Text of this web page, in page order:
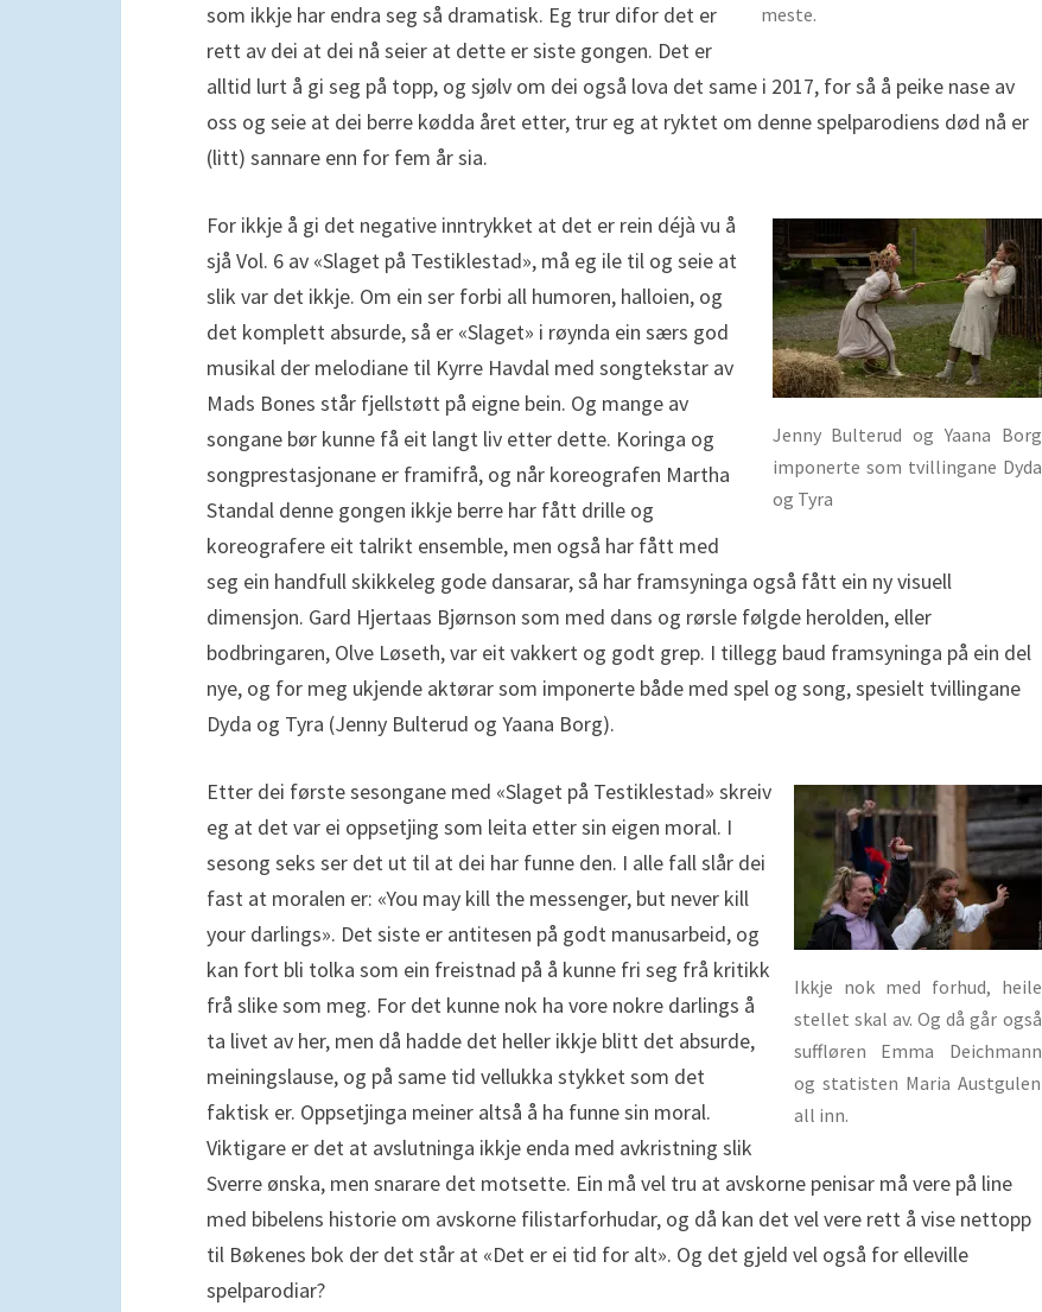
meste.
som ikkje har endra seg så dramatisk. Eg trur difor det er
rett av dei at dei nå seier at dette er siste gongen. Det er
alltid lurt å gi seg på topp, og sjølv om dei også lova det same i 2017, for så å peike nase av
oss og seie at dei berre kødda året etter, trur eg at ryktet om denne spelparodiens død nå er
(litt) sannare enn for fem år sia.
Jenny Bulterud og Yaana Borg
imponerte som tvillingane Dyda
og Tyra
For ikkje å gi det negative inntrykket at det er rein déjà vu å
sjå Vol. 6 av «Slaget på Testiklestad», må eg ile til og seie at
slik var det ikkje. Om ein ser forbi all humoren, halloien, og
det komplett absurde, så er «Slaget» i røynda ein særs god
musikal der melodiane til Kyrre Havdal med songtekstar av
Mads Bones står fjellstøtt på eigne bein. Og mange av
songane bør kunne få eit langt liv etter dette. Koringa og
songprestasjonane er framifrå, og når koreografen Martha
Standal denne gongen ikkje berre har fått drille og
koreografere eit talrikt ensemble, men også har fått med
seg ein handfull skikkeleg gode dansarar, så har framsyninga også fått ein ny visuell
dimensjon. Gard Hjertaas Bjørnson som med dans og rørsle følgde herolden, eller
bodbringaren, Olve Løseth, var eit vakkert og godt grep. I tillegg baud framsyninga på ein del
nye, og for meg ukjende aktørar som imponerte både med spel og song, spesielt tvillingane
Dyda og Tyra (Jenny Bulterud og Yaana Borg).
Ikkje nok med forhud, heile
stellet skal av. Og då går også
suffløren Emma Deichmann
og statisten Maria Austgulen
all inn.
Etter dei første sesongane med «Slaget på Testiklestad» skreiv
eg at det var ei oppsetjing som leita etter sin eigen moral. I
sesong seks ser det ut til at dei har funne den. I alle fall slår dei
fast at moralen er: «You may kill the messenger, but never kill
your darlings». Det siste er antitesen på godt manusarbeid, og
kan fort bli tolka som ein freistnad på å kunne fri seg frå kritikk
frå slike som meg. For det kunne nok ha vore nokre darlings å
ta livet av her, men då hadde det heller ikkje blitt det absurde,
meiningslause, og på same tid vellukka stykket som det
faktisk er. Oppsetjinga meiner altså å ha funne sin moral.
Viktigare er det at avslutninga ikkje enda med avkristning slik
Sverre ønska, men snarare det motsette. Ein må vel tru at avskorne penisar må vere på line
med bibelens historie om avskorne filistarforhudar, og då kan det vel vere rett å vise nettopp
til Bøkenes bok der det står at «Det er ei tid for alt». Og det gjeld vel også for elleville
spelparodiar?